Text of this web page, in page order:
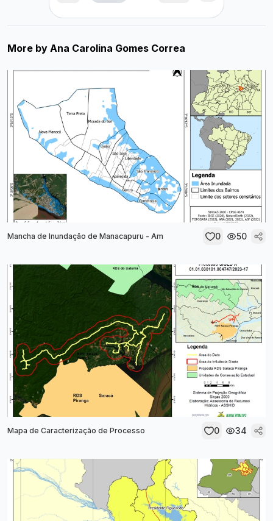
More by Ana Carolina Gomes Correa
Mancha de Inundação de Manacapuru - Am 0 50
Mapa de Caracterização de Processo 0 34